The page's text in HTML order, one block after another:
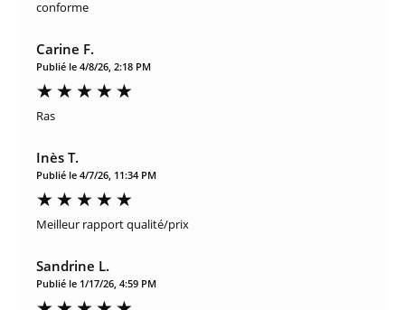
conforme
Carine F.
Publié le 4/8/26, 2:18 PM
Ras
Inès T.
Publié le 4/7/26, 11:34 PM
Meilleur rapport qualité/prix
Sandrine L.
Publié le 1/17/26, 4:59 PM